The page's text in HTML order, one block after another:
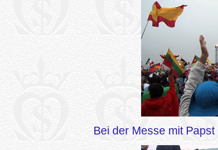
Bei der Messe mit